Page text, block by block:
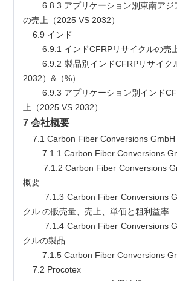
の売上（2025 VS 2032）
    6.9 インド
6.9.1 インドCFRPリサイクルの
        6.9.2 製品別インドCFRPリサイクルの売上（2025 VS
2032）&（%）
上（2025 VS 2032）
7 会社概要
    7.1 Carbon Fiber Conversions GmbH
7.1.1 Carbon Fiber
概要
クル の販売量、売上、単価と粗利益率
クルの製品
7.1.5 Carbon Fiber
    7.2 Procotex